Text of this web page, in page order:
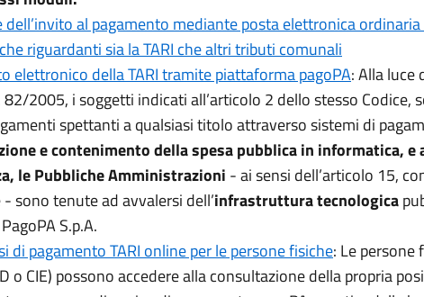
dell’invito al pagamento mediante posta elettronica
riguardanti sia la TARI che altri tributi comunali
elettronico della TARI tramite piattaforma pagoPA: Alla luce
82/2005, i soggetti indicati all’articolo 2 dello stesso
spettanti a qualsiasi titolo attraverso sistemi di
e contenimento della spesa pubblica in informatica,
le Pubbliche Amministrazioni - ai sensi dell’articolo 15,
sono tenute ad avvalersi dell’infrastruttura tecnologica
S.p.A.
di pagamento TARI online per le persone fisiche: Le persone
o CIE) possono accedere alla consultazione della propria